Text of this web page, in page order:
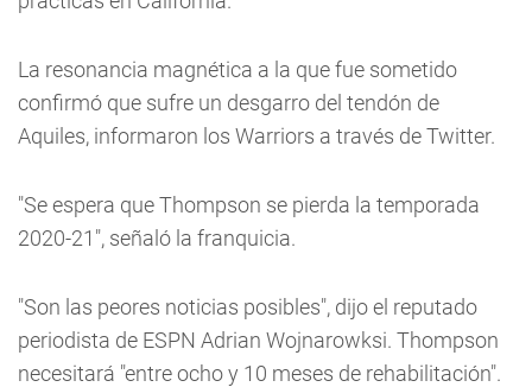
La resonancia magnética a la que fue sometido
confirmó que sufre un desgarro del tendón de
Aquiles, informaron los Warriors a través de Twitter.
"Se espera que Thompson se pierda la temporada
2020-21", señaló la franquicia.
"Son las peores noticias posibles", dijo el reputado
periodista de ESPN Adrian Wojnarowksi. Thompson
necesitará "entre ocho y 10 meses de rehabilitación".